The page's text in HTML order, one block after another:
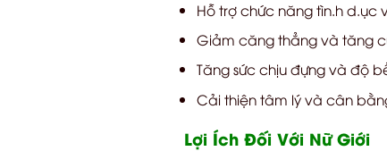
Hỗ trợ chức năng tìn.h d.ục
Giảm căng thẳng và tăng
Tăng sức chịu đựng và độ
Cải thiện tâm lý và cân
Lợi Ích Đối Với Nữ Giới